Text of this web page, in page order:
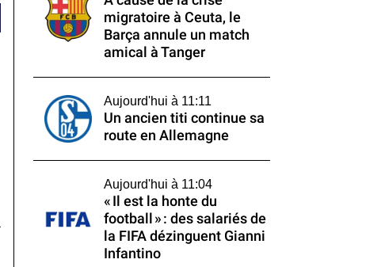
migratoire à Ceuta, le
Barça annule un match
amical à Tanger
Aujourd'hui à 11:11
Un ancien titi continue sa
route en Allemagne
Aujourd'hui à 11:04
« Il est la honte du
football » : des salariés de
la FIFA dézinguent Gianni
Infantino